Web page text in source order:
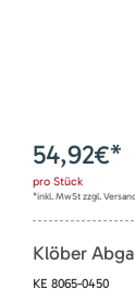
54,92€*
pro Stück
*inkl. MwSt zzgl.
Klöber
KE 8065-0450